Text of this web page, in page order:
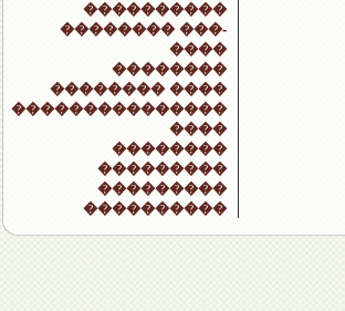
����������
�������� ���-
����
��������
�������� ����
���������������
����
��������
���������
���������
����������